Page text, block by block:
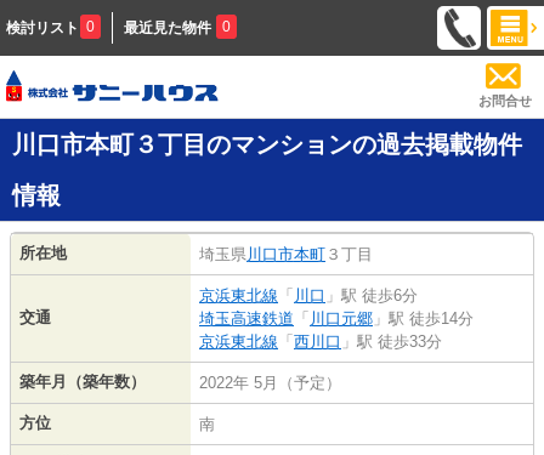
検討リスト 0 最近見た物件 0
お問合せ
川口市本町３丁目のマンションの過去掲載物件
情報
所在地 埼玉県 川口市本町 ３丁目
交通
京浜東北線 「 川口 」駅 徒歩6分
埼玉高速鉄道 「 川口元郷 」駅 徒歩14分
京浜東北線 「 西川口 」駅 徒歩33分
築年月（築年数） 2022年 5月（予定）
方位 南